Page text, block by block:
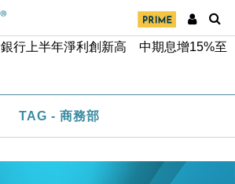
行上半年淨利創新高 中期息增15%至
調香港今年GDP預測至4.5% 看好貿易
地執法人員要求交「保證金」 43歲女子
萬元
守6.5萬點後回穩 全周仍升近2%
10月換帥 玩具「反」斗城亞洲CEO蔡德
TAG - 商務部